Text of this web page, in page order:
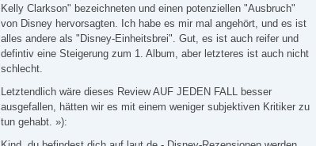
Kelly Clarkson" bezeichneten und einen potenziellen "Ausbruch"
von Disney hervorsagten. Ich habe es mir mal angehört, und es ist
alles andere als "Disney-Einheitsbrei". Gut, es ist auch reifer und
defintiv eine Steigerung zum 1. Album, aber letzteres ist auch nicht
schlecht.
Letztendlich wäre dieses Review AUF JEDEN FALL besser
ausgefallen, hätten wir es mit einem weniger subjektiven Kritiker zu
tun gehabt. »):